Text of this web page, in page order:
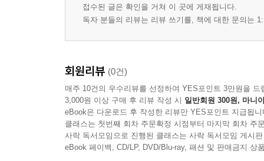
접수된 글은 확인을 거쳐 이 곳에 게재됩니다.
독자 분들의 리뷰는 리뷰 쓰기를, 책에 대한 문의는
회원리뷰 (0건)
매주 10건의 우수리뷰를 선정하여 YES포인트 3만원을 드
3,000원 이상 구매 후 리뷰 작성 시 일반회원 300원, 마니
eBook은 다운로드 후 작성한 리뷰만 YES포인트 지급됩니
클래스는 첫번째 회차 주문확정 시점부터 마지막 회차 주
사락 독서모임으로 진행된 클래스는 사락 독서모임 게시
eBook 페이백, CD/LP, DVD/Blu-ray, 패션 및 판매금지 상